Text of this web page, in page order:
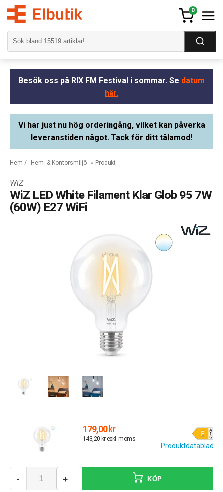
0
Besök oss på RIX FM Festival i sommar. Se datum
här.
Vi har just nu hög orderingång, vilket kan påverka
leveranstiden något. Tack för ditt tålamod!
Hem / Hem- & Kontorsmiljö » Produkt
WiZ
WiZ LED White Filament Klar Glob 95 7W
(60W) E27 WiFi
Produktdatablad
179,00 kr
143,20 kr exkl. moms
- + KÖP